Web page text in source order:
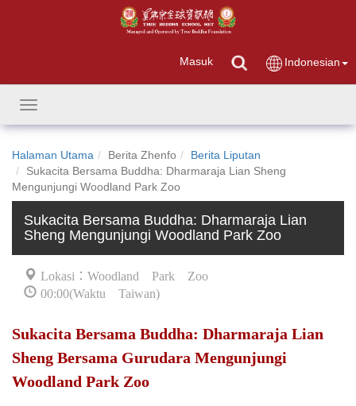
Masuk Indonesian
Toggle
navigation
Halaman Utama Berita Zhenfo
Berita Liputan
Sukacita Bersama Buddha: Dharmaraja Lian Sheng
Mengunjungi Woodland Park Zoo
Sukacita Bersama Buddha: Dharmaraja Lian
Sheng Mengunjungi Woodland Park Zoo
Lokasi：Woodland Park Zoo
00:00(Waktu Taiwan)
Sukacita Bersama Buddha: Dharmaraja Lian
Sheng Bersama Gurudara Mengunjungi
Woodland Park Zoo